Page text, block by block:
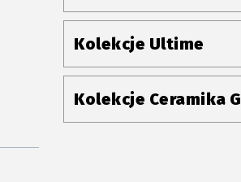
Kolekcje Ultime
Kolekcje Ceramika